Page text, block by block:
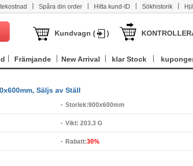
Spåra din order Hitta kund-ID Sökhistorik
Kundvagn ( )
Främjande New Arrival klar Stock
Säljs av Ställ
Storlek:900x600mm
Vikt:203.3 G
Rabatt:30%